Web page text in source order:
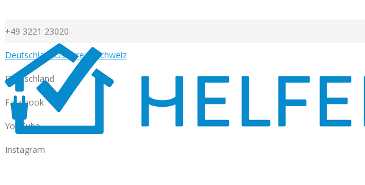
+49 3221 23020
DeutschlandÖsterreich Schweiz
Deutschland
Facebook
YouTube
Instagram